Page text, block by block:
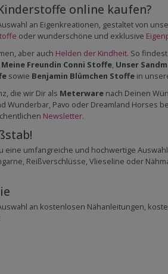
online kaufen?
an Eigenkreationen, gestaltet von
oder wunderschöne und exklusive
aber auch Helden der Kindheit. So
Meine Freundin Conni Stoffe, Unser
sowie Benjamin Blümchen Stoffe in
die wir Dir als Meterware nach Deinen
Pavo oder Dreamland Horses
Newsletter.
eine umfangreiche und hochwertige
Reißverschlüsse, Vlieseline oder
an kostenlosen Nähanleitungen,